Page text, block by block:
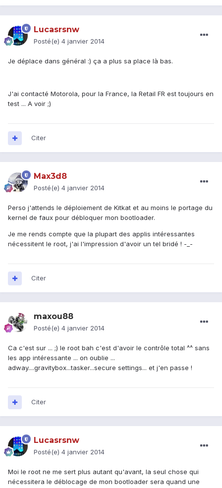
Lucasrsnw
Posté(e) 4 janvier 2014
Je déplace dans général :) ça a plus sa place là bas.
J'ai contacté Motorola, pour la France, la Retail FR est toujours en
test ... A voir ;)
Citer
Max3d8
Posté(e) 4 janvier 2014
Perso j'attends le déploiement de Kitkat et au moins le portage du
kernel de faux pour débloquer mon bootloader.
Je me rends compte que la plupart des applis intéressantes
nécessitent le root, j'ai l'impression d'avoir un tel bridé ! -_-
Citer
maxou88
Posté(e) 4 janvier 2014
Ca c'est sur ... ;) le root bah c'est d'avoir le contrôle total ^^ sans
les app intéressante ... on oublie ...
adway....gravitybox...tasker...secure settings... et j'en passe !
Citer
Lucasrsnw
Posté(e) 4 janvier 2014
Moi le root ne me sert plus autant qu'avant, la seul chose qui
nécessitera le déblocage de mon bootloader sera quand une